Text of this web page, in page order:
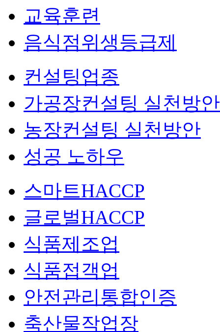
교육훈련
음식점위생등급제
컨설팅업종
가공장컨설팅 실천방안
농장컨설팅 실천방안
성공 노하우
스마트HACCP
글로벌HACCP
식품제조업
식품접객업
안전관리통합인증
축산물작업장